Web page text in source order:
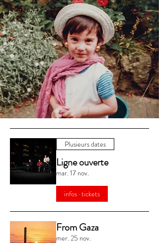
Plusieurs dates
Ligne ouverte
mar. 17 nov.
infos · tickets
From Gaza
mer. 25 nov.